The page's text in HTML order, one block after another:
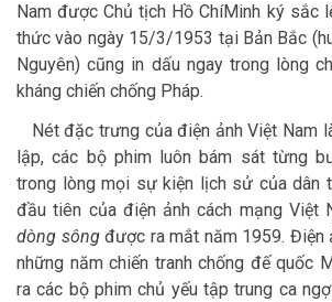
Nam được Chủ tịch Hồ ChíMinh ký sắc
thức vào ngày 15/3/1953 tại Bản Bắc
Nguyên) cũng in dấu ngay trong lòng
kháng chiến chống Pháp.
Nét đặc trưng của điện ảnh Việt Nam
lập, các bộ phim luôn bám sát từng
trong lòng mọi sự kiện lịch sử của dân
đầu tiên của điện ảnh cách mạng Việt
dòng sôngđược ra mắt năm 1959. Điện
những năm chiến tranh chống đế quốc
ra các bộ phim chủ yếu tập trung ca